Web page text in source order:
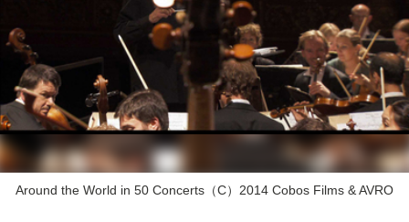
Around the World in 50 Concerts（C）2014 Cobos Films & AVRO